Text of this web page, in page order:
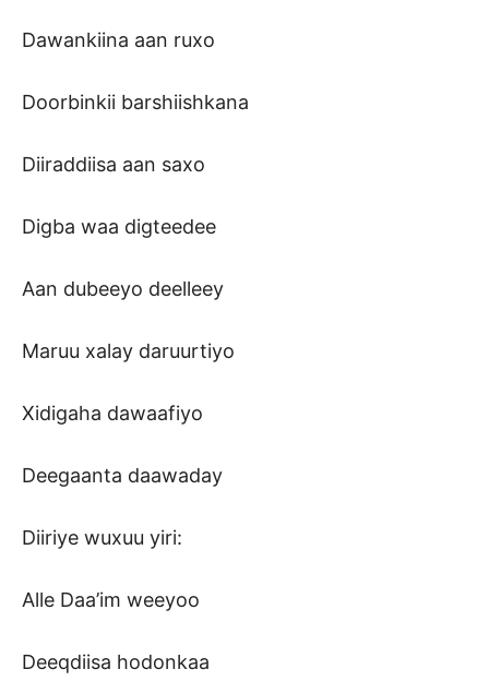
Dawankiina aan ruxo
Doorbinkii barshiishkana
Diiraddiisa aan saxo
Digba waa digteedee
Aan dubeeyo deelleey
Maruu xalay daruurtiyo
Xidigaha dawaafiyo
Deegaanta daawaday
Diiriye wuxuu yiri:
Alle Daa’im weeyoo
Deeqdiisa hodonkaa